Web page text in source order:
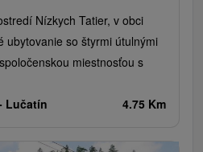
Nízkych Tatier, v obci
ubytovanie so štyrmi útulnými
miestnosťou s
Lučatín 4.75 Km